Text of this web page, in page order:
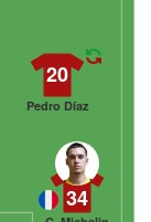
34
20
Pedro Díaz